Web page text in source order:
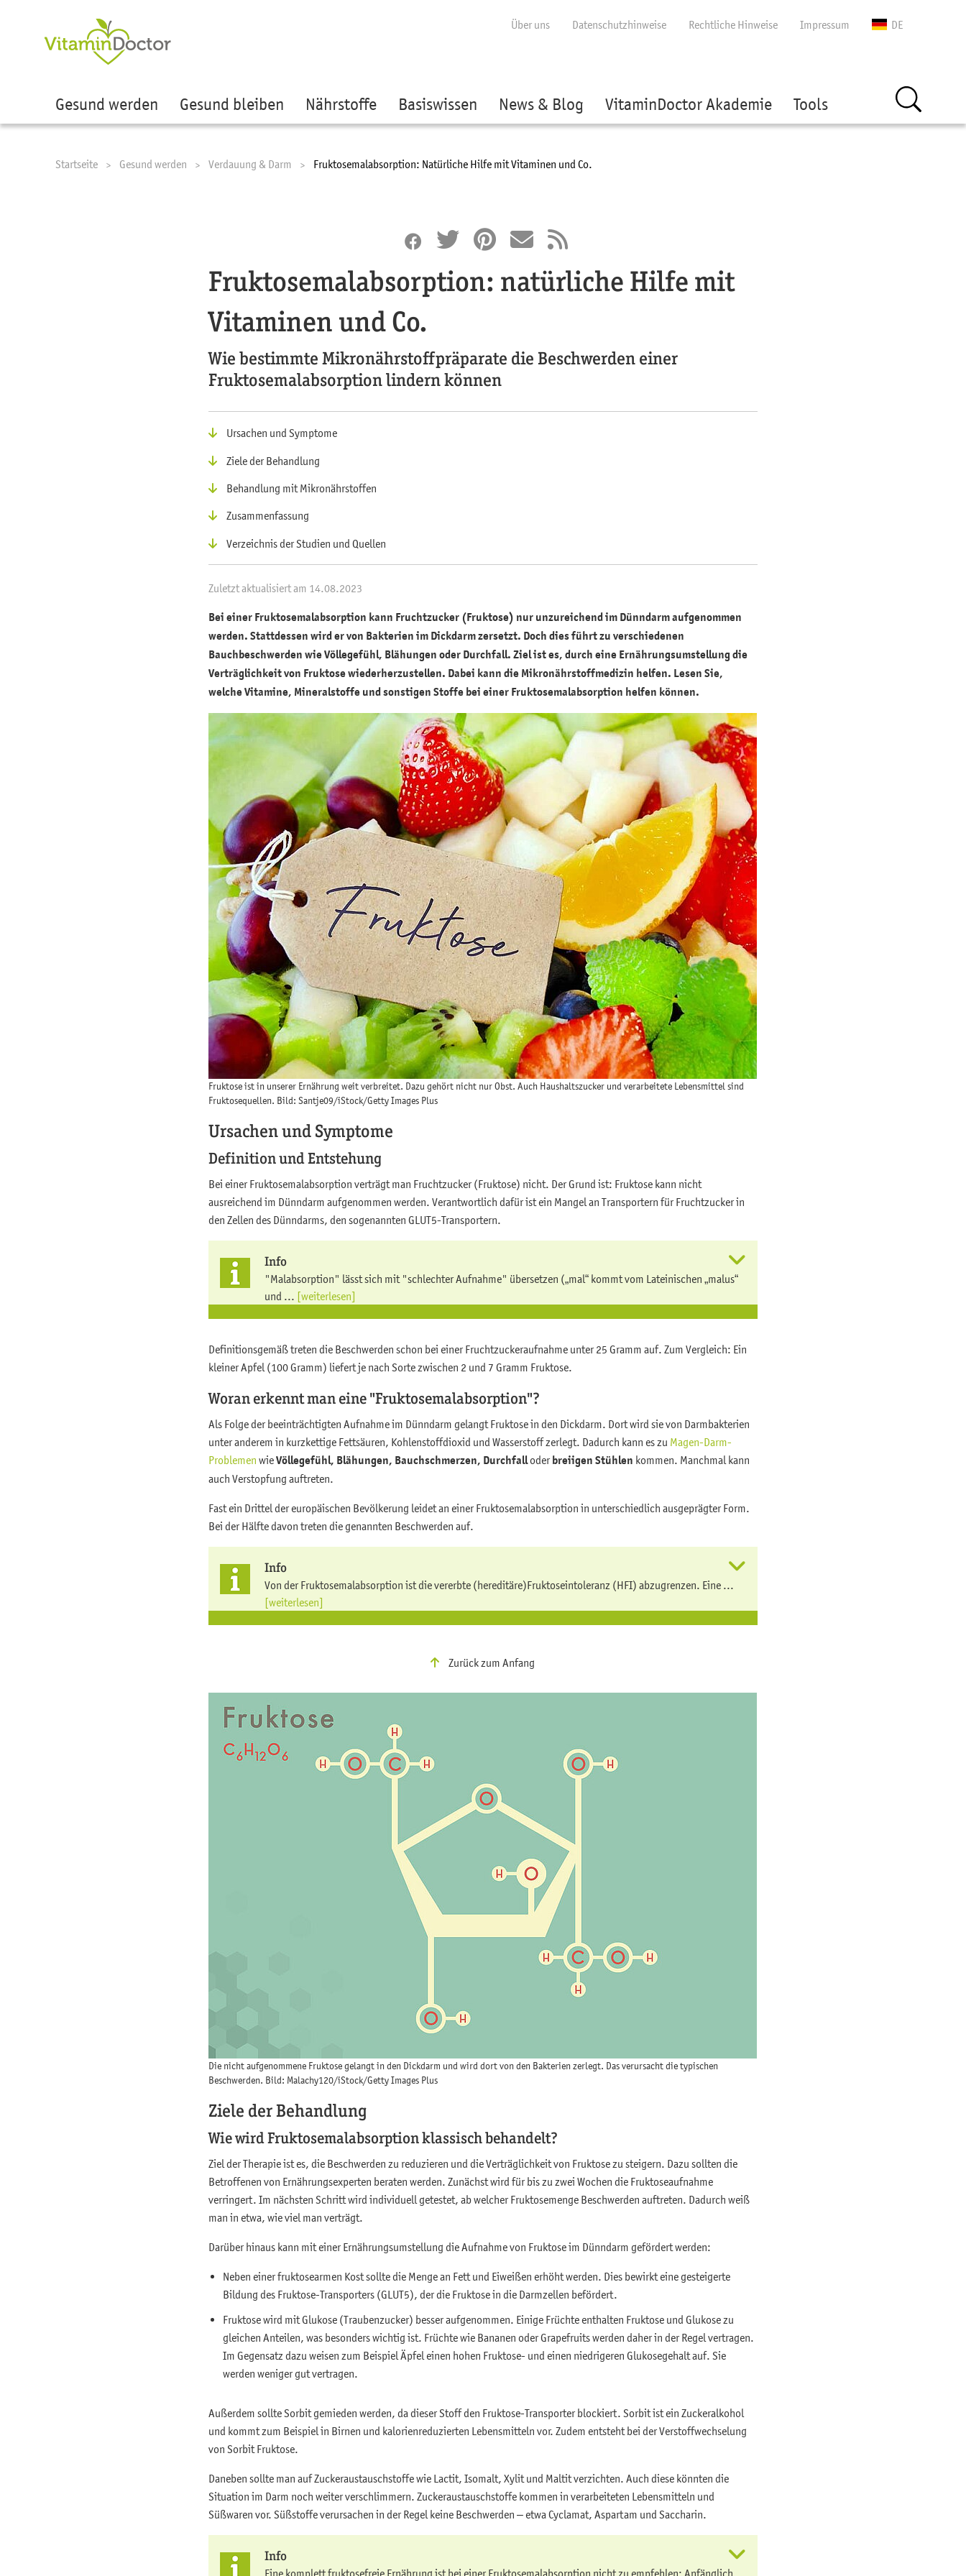
Über uns
Datenschutzhinweise Rechtliche Hinweise Impressum DE
Gesund werden Gesund bleiben Nährstoffe Basiswissen News & Blog VitaminDoctor Akademie Tools
Startseite Gesund werden Verdauung & Darm Current:
Fruktosemalabsorption: Natürliche Hilfe mit Vitaminen und Co.
Fruktosemalabsorption: natürliche Hilfe mit
Vitaminen und Co.
Wie bestimmte Mikronährstoffpräparate die Beschwerden einer
Fruktosemalabsorption lindern können
Ursachen und Symptome
Ziele der Behandlung
Behandlung mit Mikronährstoffen
Zusammenfassung
Verzeichnis der Studien und Quellen
Zuletzt aktualisiert am 14.08.2023
Bei einer Fruktosemalabsorption kann Fruchtzucker (Fruktose) nur unzureichend im Dünndarm aufgenommen
werden. Stattdessen wird er von Bakterien im Dickdarm zersetzt. Doch dies führt zu verschiedenen
Bauchbeschwerden wie Völlegefühl, Blähungen oder Durchfall. Ziel ist es, durch eine Ernährungsumstellung die
Verträglichkeit von Fruktose wiederherzustellen. Dabei kann die Mikronährstoffmedizin helfen. Lesen Sie,
welche Vitamine, Mineralstoffe und sonstigen Stoffe bei einer Fruktosemalabsorption helfen können.
Fruktose ist in unserer Ernährung weit verbreitet. Dazu gehört nicht nur Obst. Auch Haushaltszucker und verarbeitete Lebensmittel sind
Fruktosequellen. Bild: Santje09/iStock/Getty Images Plus
Ursachen und Symptome
Definition und Entstehung
Bei einer Fruktosemalabsorption verträgt man Fruchtzucker (Fruktose) nicht. Der Grund ist: Fruktose kann nicht
ausreichend im Dünndarm aufgenommen werden. Verantwortlich dafür ist ein Mangel an Transportern für Fruchtzucker in
den Zellen des Dünndarms, den sogenannten GLUT5-Transportern.
Info
"Malabsorption" lässt sich mit "schlechter Aufnahme" übersetzen („mal“ kommt vom Lateinischen „malus“
und ... [weiterlesen]
Definitionsgemäß treten die Beschwerden schon bei einer Fruchtzuckeraufnahme unter 25 Gramm auf. Zum Vergleich: Ein
kleiner Apfel (100 Gramm) liefert je nach Sorte zwischen 2 und 7 Gramm Fruktose.
Woran erkennt man eine "Fruktosemalabsorption"?
Als Folge der beeinträchtigten Aufnahme im Dünndarm gelangt Fruktose in den Dickdarm. Dort wird sie von Darmbakterien
unter anderem in kurzkettige Fettsäuren, Kohlenstoffdioxid und Wasserstoff zerlegt. Dadurch kann es zu Magen-Darm-
Problemen wieVöllegefühl, Blähungen, Bauchschmerzen, Durchfalloderbreiigen Stühlen kommen. Manchmal kann
auch Verstopfung auftreten.
Fast ein Drittel der europäischen Bevölkerung leidet an einer Fruktosemalabsorption in unterschiedlich ausgeprägter Form.
Bei der Hälfte davon treten die genannten Beschwerden auf.
Info
Von der Fruktosemalabsorption ist die vererbte (hereditäre)Fruktoseintoleranz (HFI) abzugrenzen. Eine ...
[weiterlesen]
Zurück zum Anfang
Die nicht aufgenommene Fruktose gelangt in den Dickdarm und wird dort von den Bakterien zerlegt. Das verursacht die typischen
Beschwerden. Bild: Malachy120/iStock/Getty Images Plus
Ziele der Behandlung
Wie wird Fruktosemalabsorption klassisch behandelt?
Ziel der Therapie ist es, die Beschwerden zu reduzieren und die Verträglichkeit von Fruktose zu steigern. Dazu sollten die
Betroffenen von Ernährungsexperten beraten werden. Zunächst wird für bis zu zwei Wochen die Fruktoseaufnahme
verringert. Im nächsten Schritt wird individuell getestet, ab welcher Fruktosemenge Beschwerden auftreten. Dadurch weiß
man in etwa, wie viel man verträgt.
Darüber hinaus kann mit einer Ernährungsumstellung die Aufnahme von Fruktose im Dünndarm gefördert werden:
Neben einer fruktosearmen Kost sollte die Menge an Fett und Eiweißen erhöht werden. Dies bewirkt eine gesteigerte
Bildung des Fruktose-Transporters (GLUT5), der die Fruktose in die Darmzellen befördert.
Fruktose wird mit Glukose (Traubenzucker) besser aufgenommen. Einige Früchte enthalten Fruktose und Glukose zu
gleichen Anteilen, was besonders wichtig ist. Früchte wie Bananen oder Grapefruits werden daher in der Regel vertragen.
Im Gegensatz dazu weisen zum Beispiel Äpfel einen hohen Fruktose- und einen niedrigeren Glukosegehalt auf. Sie
werden weniger gut vertragen.
Außerdem sollte Sorbit gemieden werden, da dieser Stoff den Fruktose-Transporter blockiert. Sorbit ist ein Zuckeralkohol
und kommt zum Beispiel in Birnen und kalorienreduzierten Lebensmitteln vor. Zudem entsteht bei der Verstoffwechselung
von Sorbit Fruktose.
Daneben sollte man auf Zuckeraustauschstoffe wie Lactit, Isomalt, Xylit und Maltit verzichten. Auch diese könnten die
Situation im Darm noch weiter verschlimmern. Zuckeraustauschstoffe kommen in verarbeiteten Lebensmitteln und
Süßwaren vor. Süßstoffe verursachen in der Regel keine Beschwerden – etwa Cyclamat, Aspartam und Saccharin.
Info
Eine komplett fruktosefreie Ernährung ist bei einer Fruktosemalabsorption nicht zu empfehlen: Anfänglich